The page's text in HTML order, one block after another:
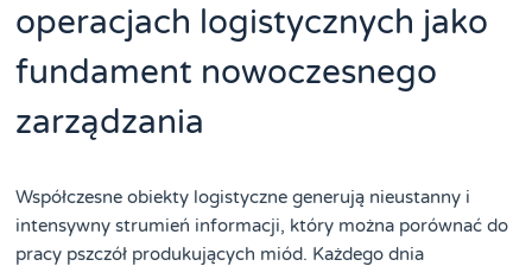
operacjach logistycznych jako
fundament nowoczesnego
zarządzania
Współczesne obiekty logistyczne generują nieustanny i
intensywny strumień informacji, który można porównać do
pracy pszczół produkujących miód. Każdego dnia